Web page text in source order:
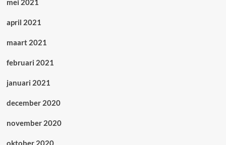
mei 2021
april 2021
maart 2021
februari 2021
januari 2021
december 2020
november 2020